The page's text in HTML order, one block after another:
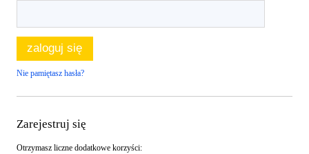
zaloguj się
Nie pamiętasz hasła?
Zarejestruj się
Otrzymasz liczne dodatkowe korzyści: